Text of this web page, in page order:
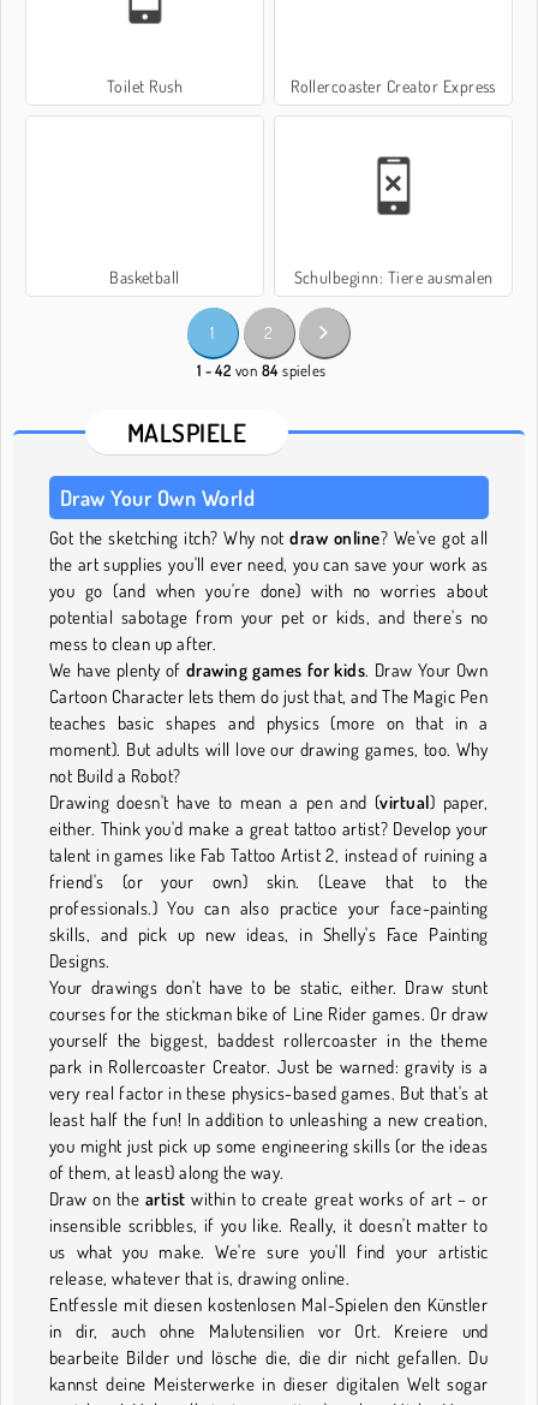
Toilet Rush Rollercoaster Creator Express
Basketball Schulbeginn: Tiere ausmalen
1 2
1 - 42 von 84 spieles
MALSPIELE
Draw Your Own World
Got the sketching itch? Why notdraw online? We've got all
the art supplies you'll ever need, you can save your work as
you go (and when you're done) with no worries about
potential sabotage from your pet or kids, and there's no
mess to clean up after.
We have plenty of drawing games for kids. Draw Your Own
Cartoon Character lets them do just that, and The Magic Pen
teaches basic shapes and physics (more on that in a
moment). But adults will love our drawing games, too. Why
not Build a Robot?
Drawing doesn't have to mean a pen and (virtual) paper,
either. Think you'd make a great tattoo artist? Develop your
talent in games like Fab Tattoo Artist 2, instead of ruining a
friend's (or your own) skin. (Leave that to the
professionals.) You can also practice your face-painting
skills, and pick up new ideas, in Shelly's Face Painting
Designs.
Your drawings don't have to be static, either. Draw stunt
courses for the stickman bike of Line Rider games. Or draw
yourself the biggest, baddest rollercoaster in the theme
park in Rollercoaster Creator. Just be warned: gravity is a
very real factor in these physics-based games. But that's at
least half the fun! In addition to unleashing a new creation,
you might just pick up some engineering skills (or the ideas
of them, at least) along the way.
Draw on the artist within to create great works of art – or
insensible scribbles, if you like. Really, it doesn't matter to
us what you make. We're sure you'll find your artistic
release, whatever that is, drawing online.
Entfessle mit diesen kostenlosen Mal-Spielen den Künstler
in dir, auch ohne Malutensilien vor Ort. Kreiere und
bearbeite Bilder und lösche die, die dir nicht gefallen. Du
kannst deine Meisterwerke in dieser digitalen Welt sogar